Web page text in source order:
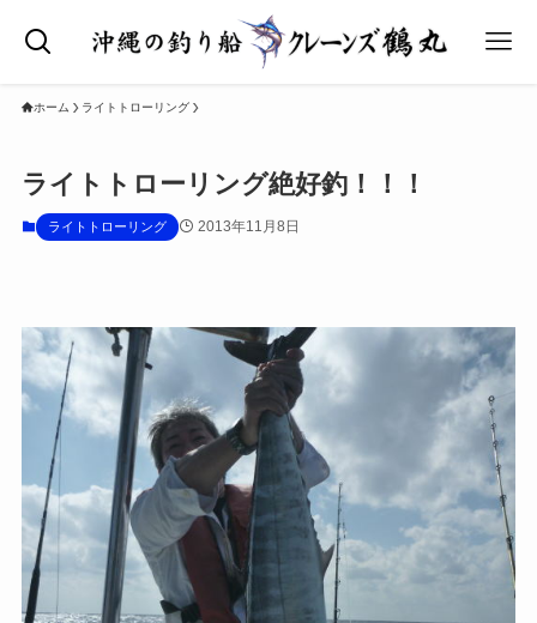
ホーム ライトトローリング
ライトトローリング絶好釣！！！
ライトトローリング 2013年11月8日